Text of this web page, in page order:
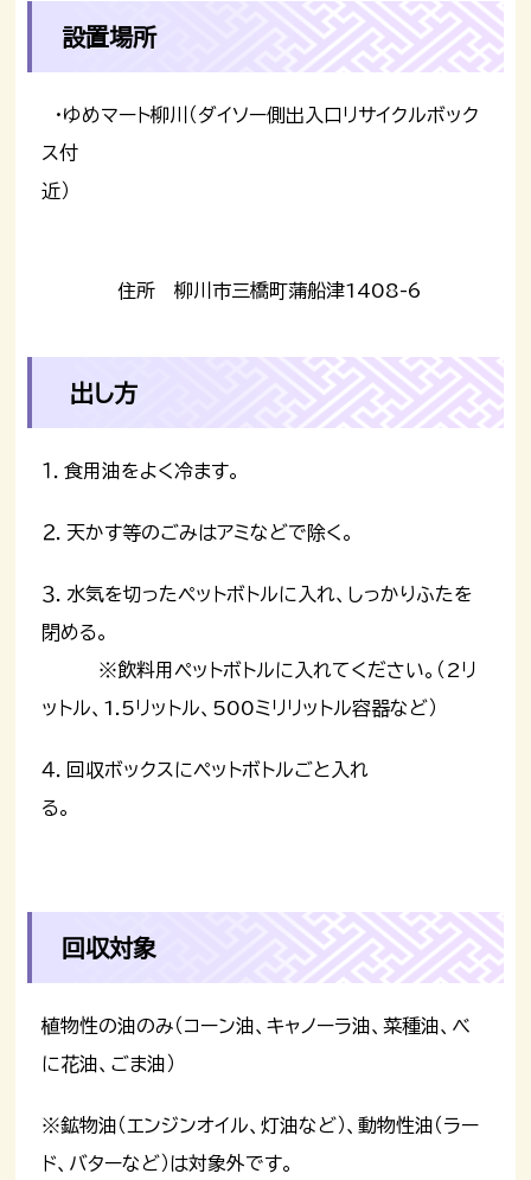
設置場所
・ゆめマート柳川（ダイソー側出入口リサイクルボック
ス付
近）
住所 柳川市三橋町蒲船津1408-6
出し方
１．食用油をよく冷ます。
２．天かす等のごみはアミなどで除く。
３．水気を切ったペットボトルに入れ、しっかりふたを
閉める。
※飲料用ペットボトルに入れてください。（2リ
ットル、1.5リットル、500ミリリットル容器など）
４．回収ボックスにペットボトルごと入れ
る。
回収対象
植物性の油のみ（コーン油、キャノーラ油、菜種油、べ
に花油、ごま油）
※鉱物油（エンジンオイル、灯油など）、動物性油（ラー
ド、バターなど）は対象外です。